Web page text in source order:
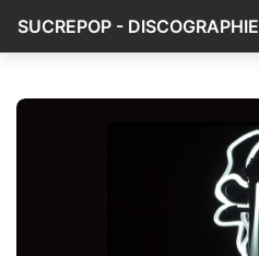
SUCREPOP - DISCOGRAPHIE